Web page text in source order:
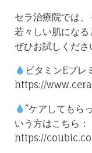
セラ治療院では、
若々しい肌になる
ぜひお試しくださ
ビタミンEプレ
https://
”ケアしてもら
いう方はこちら：
https://